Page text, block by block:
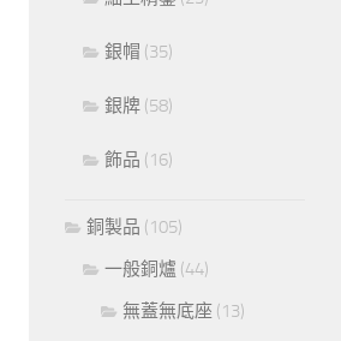
銀帽 (35)
銀牌 (58)
飾品 (16)
銅製品 (105)
一般銅爐 (44)
無蓋無底座 (13)